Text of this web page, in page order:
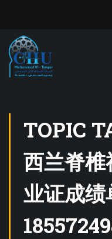
TOPIC
西兰脊
业证成绩